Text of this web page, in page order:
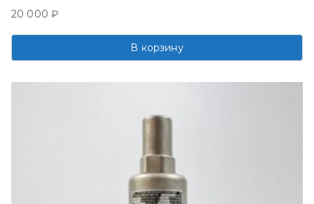
20 000₽
В корзину